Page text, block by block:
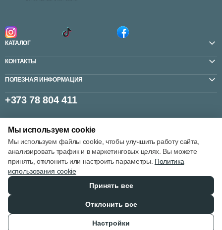
КАТАЛОГ
КОНТАКТЫ
ПОЛЕЗНАЯ ИНФОРМАЦИЯ
+373 78 804 411
Настройки cookie
Политика использования cookie
Мы используем cookie
Мы используем файлы cookie, чтобы улучшить работу сайта,
анализировать трафик и в маркетинговых целях. Вы можете
принять, отклонить или настроить параметры. Политика
использования cookie
Принять все
Отклонить все
Настройки